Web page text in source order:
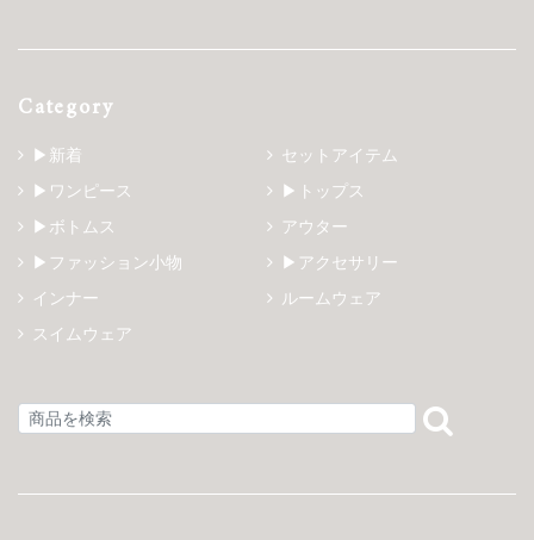
Category
▶新着
セットアイテム
▶ワンピース
▶トップス
▶ボトムス
アウター
▶ファッション小物
▶アクセサリー
インナー
ルームウェア
スイムウェア